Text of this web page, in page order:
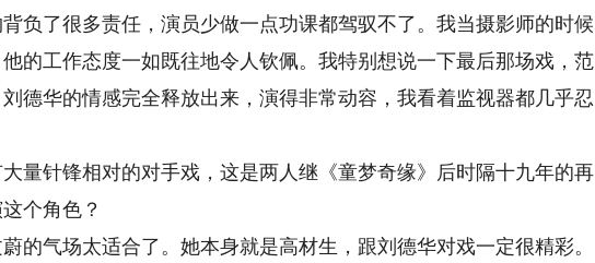
了很多责任，演员少做一点功课都驾驭不了。我当摄影师的时候
的工作态度一如既往地令人钦佩。我特别想说一下最后那场戏，范
德华的情感完全释放出来，演得非常动容，我看着监视器都几乎忍
针锋相对的对手戏，这是两人继《童梦奇缘》后时隔十九年的再
个角色？
气场太适合了。她本身就是高材生，跟刘德华对戏一定很精彩。